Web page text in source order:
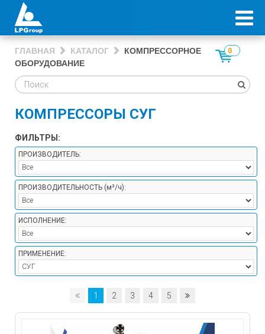
ГЛАВНАЯ КАТАЛОГ
КОМПРЕССОРНОЕ
ОБОРУДОВАНИЕ
0
КОМПРЕССОРЫ СУГ
ФИЛЬТРЫ:
ПРОИЗВОДИТЕЛЬ:
ПРОИЗВОДИТЕЛЬНОСТЬ (м³/ч):
ИСПОЛНЕНИЕ:
ПРИМЕНЕНИЕ:
1 2 3 4 5